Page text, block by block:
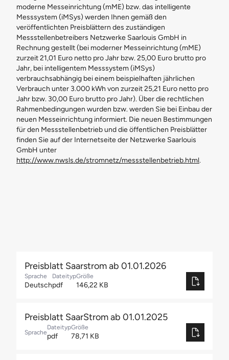
moderne Messeinrichtung (mME) bzw. das intelligente
Messsystem (iMSys) werden Ihnen gemäß den
veröffentlichten Preisblättern des zuständigen
Messstellenbetreibers Netzwerke Saarlouis GmbH in
Rechnung gestellt (bei moderner Messeinrichtung (mME)
zurzeit 21,01 Euro netto pro Jahr bzw. 25,00 Euro brutto pro
Jahr, bei intelligentem Messsystem (iMSys)
verbrauchsabhängig bei einem beispielhaften jährlichen
Verbrauch unter 3.000 kWh von zurzeit 25,21 Euro netto pro
Jahr bzw. 30,00 Euro brutto pro Jahr). Über die rechtlichen
Rahmenbedingungen wurden bzw. werden Sie bei Einbau der
neuen Messeinrichtung informiert. Die neuen Bestimmungen
für den Messstellenbetrieb und die öffentlichen Preisblätter
finden Sie auf der Internetseite der Netzwerke Saarlouis
GmbH unter
http://www.nwsls.de/stromnetz/messstellenbetrieb.html.
Preisblatt Saarstrom ab 01.01.2026
Sprache
Deutsch
Dateityp
pdf
Größe
146,22 KB
Preisblatt SaarStrom ab 01.01.2025
Sprache
Dateityp
pdf
Größe
78,71 KB